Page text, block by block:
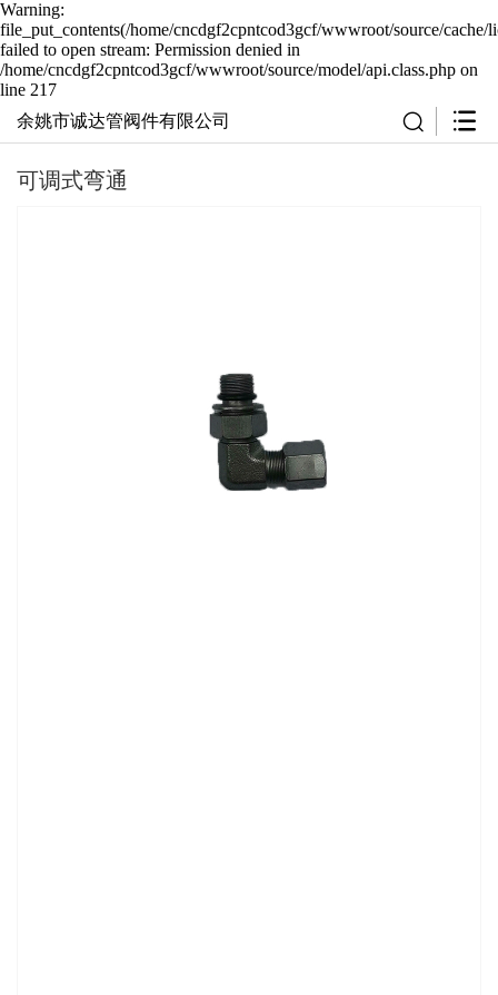
Warning:
file_put_contents(/home/cncdgf2cpntcod3gcf/wwwroot/source/cache/
failed to open stream: Permission denied in
/home/cncdgf2cpntcod3gcf/wwwroot/source/model/api.class.php on
line 217
余姚市诚达管阀件有限公司
可调式弯通